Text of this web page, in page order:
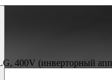
400V (инверторный